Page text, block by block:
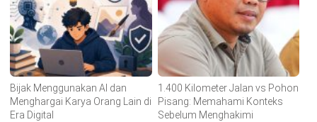
Bijak Menggunakan AI dan
Menghargai Karya Orang Lain di
Era Digital
1.400 Kilometer Jalan vs Pohon
Pisang: Memahami Konteks
Sebelum Menghakimi